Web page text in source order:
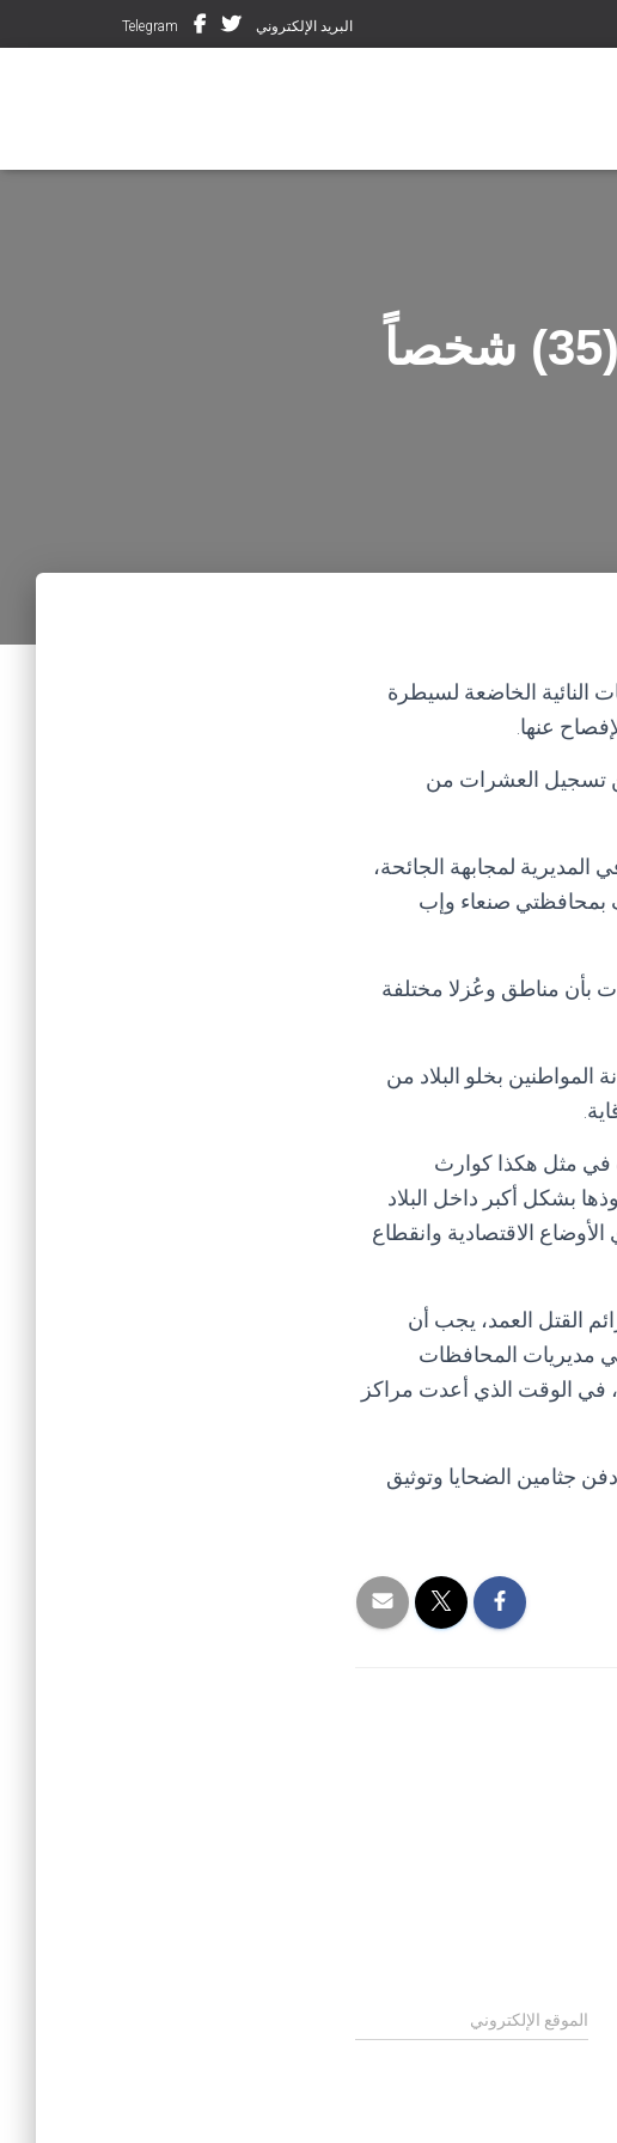
البريد الإلكتروني Telegram
النائية الخاضعة لسيطرة
عنها.
تسجيل العشرات من
لمجابهة الجائحة،
إلى مشاف بمحافظتي صنعاء وإب
بأن مناطق وعُزلا مختلفة
بخلو البلاد من
في مثل هكذا كوارث
بشكل أكبر داخل البلاد
الاقتصادية وانقطاع
القتل العمد، يجب أن
مديريات المحافظات
في الوقت الذي أعدت مراكز
جثامين الضحايا وتوثيق
الموقع الإلكتروني